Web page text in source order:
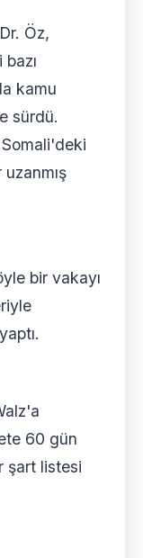
Öz,
kamu
sürdü.
Somali'deki
bir vakayı
60 gün
şart listesi